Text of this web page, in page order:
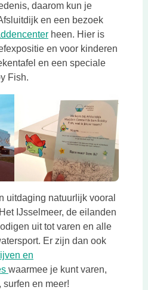
daarom kun je
en een bezoek
Deze link opent in een
heen. Hier is
en voor kinderen
en een speciale
Fish.
uitdaging natuurlijk vooral
IJsselmeer, de eilanden
uit tot varen en alle
Er zijn dan ook
en
Deze link opent in een nieuwe
waarmee je kunt varen,
en meer!